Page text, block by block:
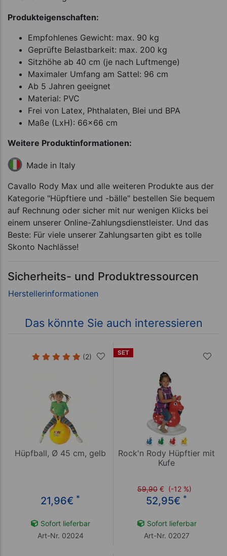
Produkteigenschaften:
Empfohlenes Gewicht: max. 90 kg
Geprüfte Belastbarkeit: max. 200 kg
Sitzhöhe ab 40 cm (je nach Luftmenge)
Maximaler Umfang am Sattel: 96 cm
Ab 5 Jahren geeignet
Material: PVC
Frei von Latex, Phthalaten, Blei und BPA
Maße (LxH): 66x66 cm
Weitere Produktinformationen:
Made in Italy
Cavallo Rody Max und alle weiteren Produkte aus der
Kategorie "Hüpftiere und -bälle" bestellen Sie bequem
auf Rechnung oder sicher mit nur wenigen Klicks bei
einem unserer Online-Zahlungsdienstleister. Und das
Beste: Für viele unserer Zahlungsarten gibt es tolle
Skonto Nachlässe!
Sicherheits- und Produktressourcen
Das könnte Sie auch interessieren
(2)
Hüpfball, Ø 45 cm, gelb
21,96€ *
Sofort lieferbar
Art-Nr. 02024
SET
Rock'n Rody Hüpftier mit
Kufe
59,90 € (-12 %)
52,95€ *
Sofort lieferbar
Art-Nr. 02027